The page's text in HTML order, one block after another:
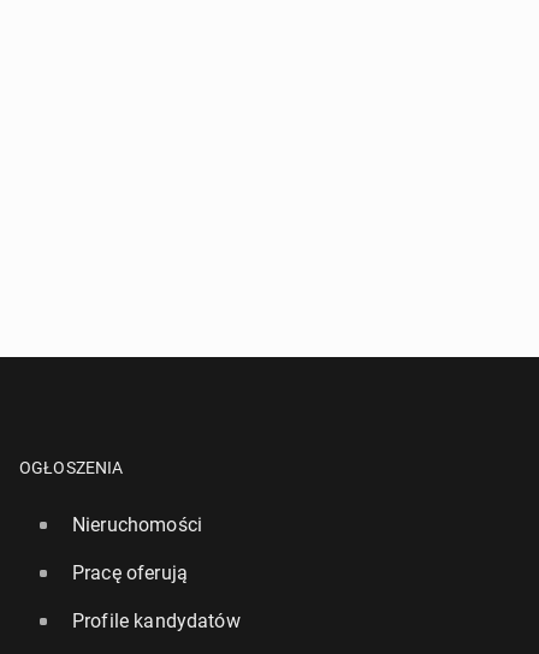
OGŁOSZENIA
Nieruchomości
Pracę oferują
Profile kandydatów